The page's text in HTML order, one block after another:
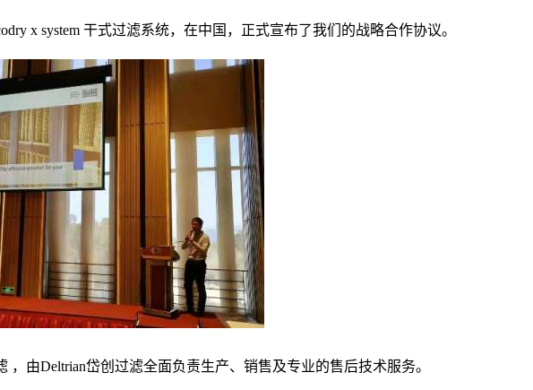
x system 干式过滤系统，在中国，正式宣布了我们的战略合作协议。
由Deltrian岱创过滤全面负责生产、销售及专业的售后技术服务。